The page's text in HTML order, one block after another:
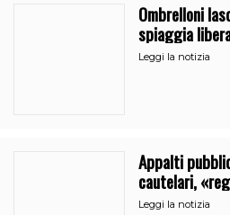
Ombrelloni
spiaggia
Guardia Costiera
Leggi la notizia
Appalti
cautelari,
vicino al clan
Leggi la notizia